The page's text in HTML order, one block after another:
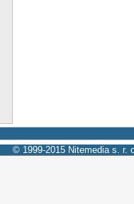
© 1999-2015 Nitemedia s. r.